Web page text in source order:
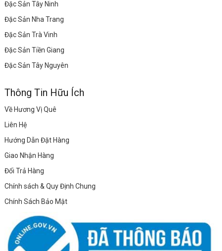
Đặc Sản Tây Ninh
Đặc Sản Nha Trang
Đặc Sản Trà Vinh
Đặc Sản Tiền Giang
Đặc Sản Tây Nguyên
Thông Tin Hữu Ích
Về Hương Vị Quê
Liên Hệ
Hướng Dẫn Đặt Hàng
Giao Nhận Hàng
Đổi Trả Hàng
Chính sách & Quy Định Chung
Chính Sách Bảo Mật